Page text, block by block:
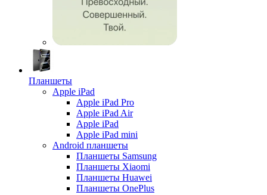
Планшеты
Apple iPad
Apple iPad Pro
Apple iPad Air
Apple iPad
Apple iPad mini
Android планшеты
Планшеты Samsung
Планшеты Xiaomi
Планшеты Huawei
Планшеты OnePlus